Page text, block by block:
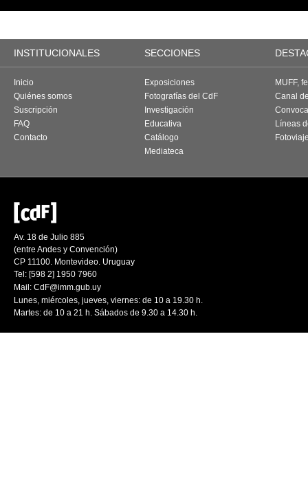
INSTITUCIONALES SECCIONES
Inicio
Quiénes somos
Suscripción
FAQ
Contacto
Exposiciones
Fotografías del CdF
Investigación
Educativa
Catálogo
Mediateca
MUFF,
Canal
Líneas
Av. 18 de Julio 885
(entre Andes y Convención)
CP 11100. Montevideo. Uruguay
Tel: [598 2] 1950 7960
Mail: CdF@imm.gub.uy
Lunes, miércoles, jueves, viernes: de 10 a 19.30 h.
Martes: de 10 a 21 h. Sábados de 9.30 a 14.30 h.